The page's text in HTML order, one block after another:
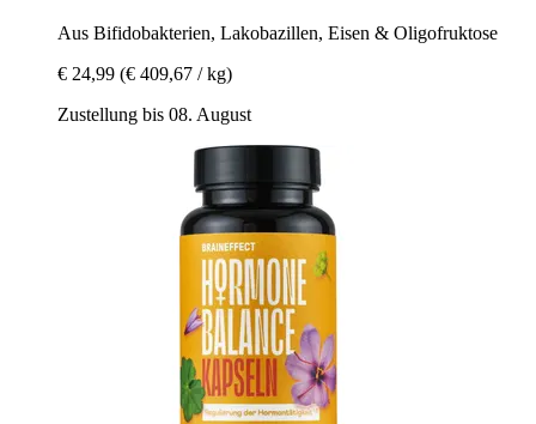
Aus Bifidobakterien, Lakobazillen, Eisen & Oligofruktose
€ 24,99 (€ 409,67 / kg)
Zustellung bis 08. August